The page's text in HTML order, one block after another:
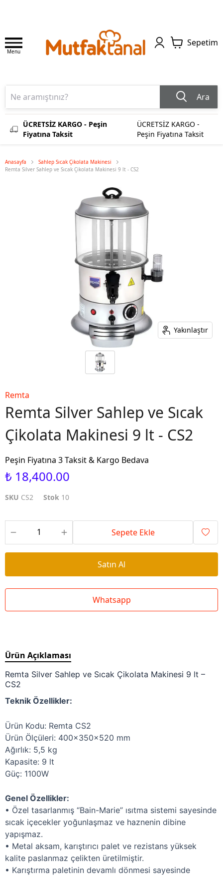
Menu
Sepetim
Ara
ÜCRETSİZ KARGO - Peşin
Fiyatına Taksit
ÜCRETSİZ KARGO -
Peşin Fiyatına Taksit
Anasayfa
Sahlep Sıcak Çikolata Makinesi
Remta Silver Sahlep ve Sıcak Çikolata Makinesi 9 lt - CS2
Yakınlaştır
Remta
Remta Silver Sahlep ve Sıcak
Çikolata Makinesi 9 lt - CS2
Peşin Fiyatına 3 Taksit & Kargo Bedava
₺ 18,400.00
SKU CS2 Stok 10
Sepete Ekle
Satın Al
Whatsapp
Ürün Açıklaması
Remta Silver Sahlep ve Sıcak Çikolata Makinesi 9 lt –
CS2
Teknik Özellikler:
Ürün Kodu: Remta CS2
Ürün Ölçüleri: 400x350x520 mm
Ağırlık: 5,5 kg
Kapasite: 9 lt
Güç: 1100W
Genel Özellikler:
• Özel tasarlanmış “Bain-Marie” ısıtma sistemi sayesinde
sıcak içecekler yoğunlaşmaz ve haznenin dibine
yapışmaz.
• Metal aksam, karıştırıcı palet ve rezistans yüksek
kalite paslanmaz çelikten üretilmiştir.
• Karıştırma paletinin devamlı dönmesi sayesinde